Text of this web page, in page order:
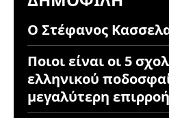
Ο Στέφανος
Ποιοι είναι οι 5
ελληνικού
μεγαλύτερη επιρροή